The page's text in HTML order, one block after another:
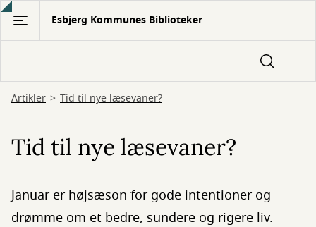
Gå
hovedindhold
Esbjerg Kommunes Biblioteker
Artikler Tid til nye læsevaner?
Tid til nye læsevaner?
Januar er højsæson for gode intentioner og
drømme om et bedre, sundere og rigere liv.